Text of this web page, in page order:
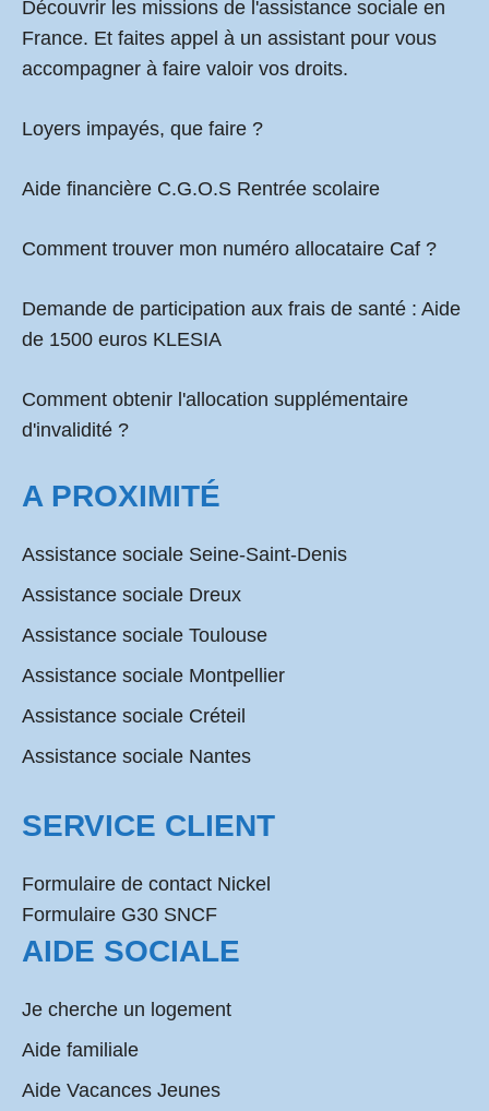
Découvrir les missions de l'assistance sociale en
France. Et faites appel à un assistant pour vous
accompagner à faire valoir vos droits.
Loyers impayés, que faire ?
Aide financière C.G.O.S Rentrée scolaire
Comment trouver mon numéro allocataire Caf ?
Demande de participation aux frais de santé : Aide
de 1500 euros KLESIA
Comment obtenir l'allocation supplémentaire
d'invalidité ?
A PROXIMITÉ
Assistance sociale Seine-Saint-Denis
Assistance sociale Dreux
Assistance sociale Toulouse
Assistance sociale Montpellier
Assistance sociale Créteil
Assistance sociale Nantes
SERVICE CLIENT
Formulaire de contact Nickel
Formulaire G30 SNCF
AIDE SOCIALE
Je cherche un logement
Aide familiale
Aide Vacances Jeunes